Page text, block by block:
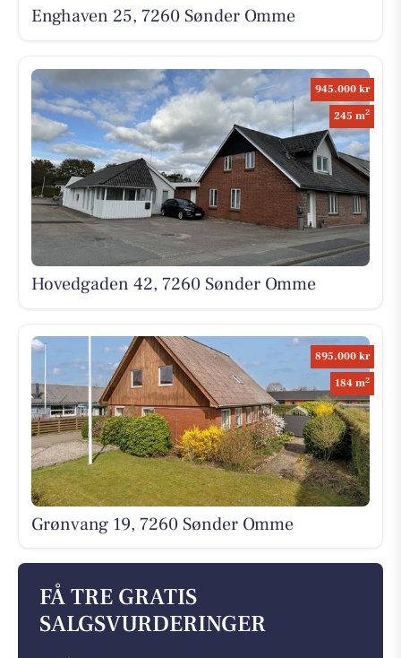
Enghaven 25, 7260 Sønder Omme
945.000 kr
245 m2
Hovedgaden 42, 7260 Sønder Omme
895.000 kr
184 m2
Grønvang 19, 7260 Sønder Omme
FÅ TRE GRATIS
SALGSVURDERINGER